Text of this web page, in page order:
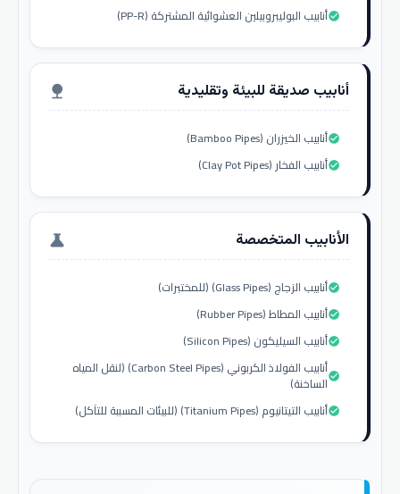
أنابيب البوليبروبيلين العشوائية المشتركة (PP-R)check_circle
أنابيب صديقة للبيئة وتقليدية nature
أنابيب الخيزران (Bamboo Pipes)check_circle
أنابيب الفخار (Clay Pot Pipes)check_circle
الأنابيب المتخصصة science
أنابيب الزجاج (Glass Pipes) (للمختبرات)check_circle
أنابيب المطاط (Rubber Pipes)check_circle
أنابيب السيليكون (Silicon Pipes)check_circle
أنابيب الفولاذ الكربوني (Carbon Steel Pipes) (لنقل المياه
الساخنة)check_circle
أنابيب التيتانيوم (Titanium Pipes) (للبيئات المسببة للتآكل)check_circle